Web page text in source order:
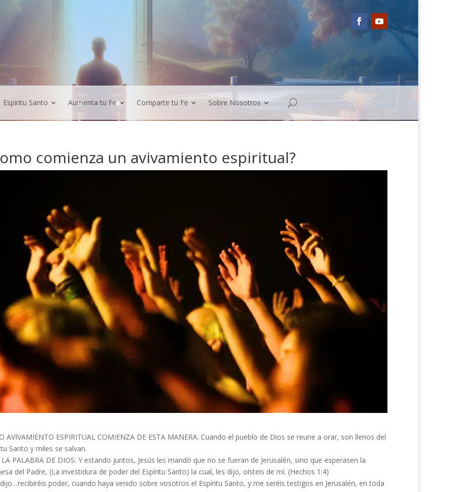
Espíritu Santo Aumenta tu Fe Comparte tu Fe Sobre Nosotros
comienza un avivamiento espiritual?
AVIVAMIENTO ESPIRITUAL COMIENZA DE ESTA MANERA: Cuando el pueblo de Dios se reune a orar, son llenos del
Santo y miles se salvan.
LA PALABRA DE DIOS: Y estando juntos, Jesús les mandó que no se fueran de Jerusalén, sino que esperasen la
del Padre, (La investidura de poder del Espíritu Santo) la cual, les dijo, oísteis de mí. (Hechos 1:4)
poder, cuando haya venido sobre vosotros el Espíritu Santo, y me seréis testigos en Jerusalén, en toda